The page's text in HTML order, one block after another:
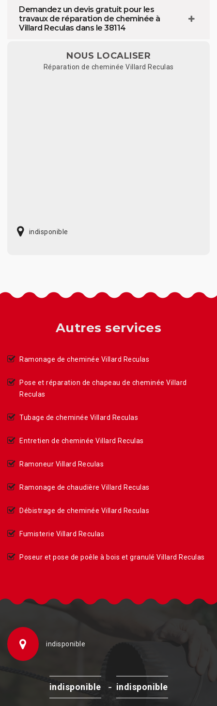
Demandez un devis gratuit pour les
travaux de réparation de cheminée à
Villard Reculas dans le 38114
NOUS LOCALISER
Réparation de cheminée Villard Reculas
indisponible
Autres services
Ramonage de cheminée Villard Reculas
Pose et réparation de chapeau de cheminée Villard
Reculas
Tubage de cheminée Villard Reculas
Entretien de cheminée Villard Reculas
Ramoneur Villard Reculas
Ramonage de chaudière Villard Reculas
Débistrage de cheminée Villard Reculas
Fumisterie Villard Reculas
Poseur et pose de poêle à bois et granulé Villard Reculas
indisponible
indisponible - indisponible